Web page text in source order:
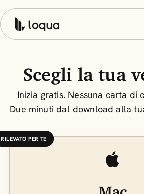
Scegli la tua
Inizia gratis. Nessuna carta di
Due minuti dal download alla
RILEVATO PER TE
Mac